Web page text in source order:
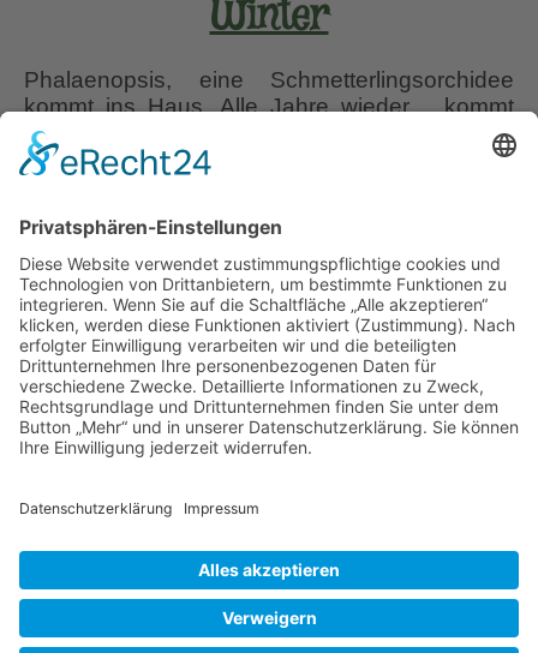
Winter
Phalaenopsis, eine Schmetterlingsorchidee
kommt ins Haus. Alle Jahre wieder… kommt
ein neuer Versuch mit einer blühenden
Orchidee im Haus? Oder habt Ihr schon
weiterlesen, denn Ihr könnt das schaffen! Eine
Phalaenopsis ist ein wunderbares Mitbringsel
zur Weihnachtszeit. Noch besser,…
Orchideen
im
Winter
Liebe Leser! Ihr könnt euch per E-Mail
informieren lassen, wenn neue Artikel auf
Wurzerlsgarten erscheinen.Folgt dafür einfach
diesem Link und gebt dort eure E-Mailadresse
28. November 2025